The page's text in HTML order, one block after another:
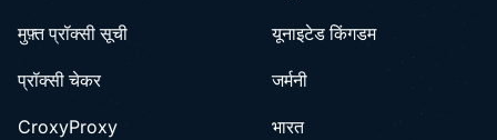
मुफ़्त प्रॉक्सी सूची
प्रॉक्सी चेकर
CroxyProxy
यूनाइटेड किंगडम
जर्मनी
भारत